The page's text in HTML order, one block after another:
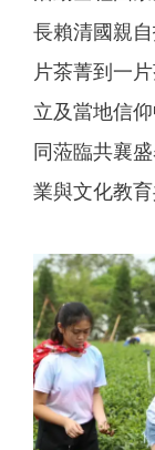
長賴清國親
片茶菁到一
立及當地信
同蒞臨共襄
業與文化教育